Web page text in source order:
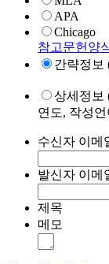
APA
Chicago
참고문헌양
간략정보
상세정보
연도, 작성
수신자 이메
발신자 이메
제목
메모